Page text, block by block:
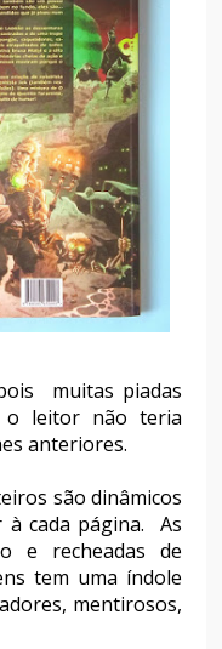
muitas piadas
o leitor não teria
anteriores.
são dinâmicos
cada página. As
e recheadas de
tem uma índole
mentirosos,